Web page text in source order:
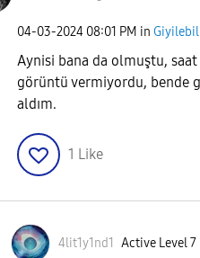
‎04-03-2024 08:01 PM in
Aynisi bana da olmuştu,
görüntü vermiyordu, bende
aldım.
1 Like
4lit1y1nd1 Active Level 7